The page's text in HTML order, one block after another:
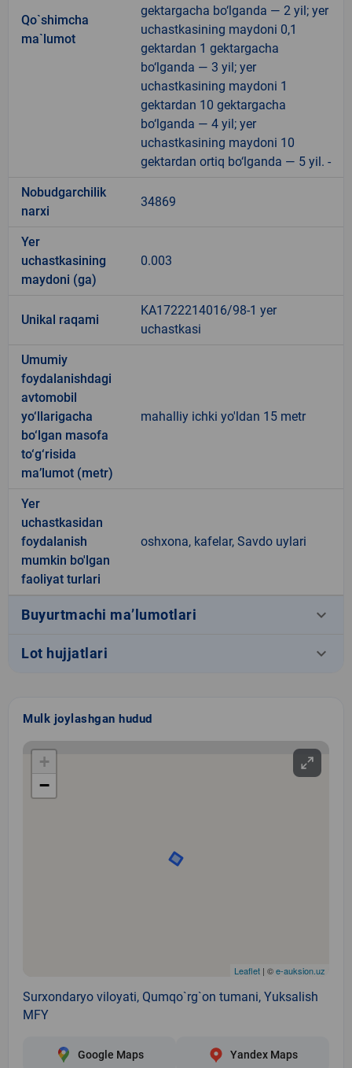
Qo`shimcha
ma`lumot
gektargacha bo‘lganda — 2 yil; yer
uchastkasining maydoni 0,1
gektardan 1 gektargacha
bo‘lganda — 3 yil; yer
uchastkasining maydoni 1
gektardan 10 gektargacha
bo‘lganda — 4 yil; yer
uchastkasining maydoni 10
gektardan ortiq bo‘lganda — 5 yil. -
Nobudgarchilik
narxi
34869
Yer
uchastkasining
maydoni (ga)
0.003
Unikal raqami
KA1722214016/98-1 yer
uchastkasi
Umumiy
foydalanishdagi
avtomobil
yo‘llarigacha
bo‘lgan masofa
to‘g‘risida
ma’lumot (metr)
mahalliy ichki yo'ldan 15 metr
Yer
uchastkasidan
foydalanish
mumkin bo'lgan
faoliyat turlari
oshxona, kafelar, Savdo uylari
Buyurtmachi ma’lumotlari keyboard_arrow_down
Lot hujjatlari keyboard_arrow_down
Mulk joylashgan hudud
+
−
Leaflet | ©e-auksion.uz
Surxondaryo viloyati, Qumqo`rg`on tumani, Yuksalish
MFY
Google Maps Yandex Maps